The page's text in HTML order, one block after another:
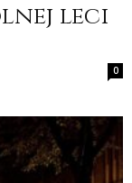
leci
0